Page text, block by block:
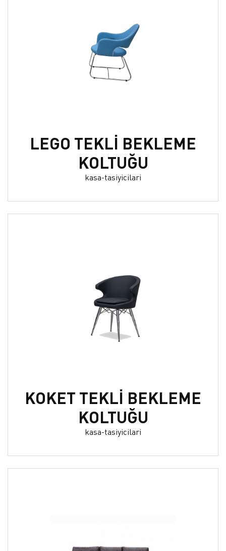
LEGO TEKLİ BEKLEME
KOLTUĞU
kasa-tasiyicilari
KOKET TEKLİ BEKLEME
KOLTUĞU
kasa-tasiyicilari